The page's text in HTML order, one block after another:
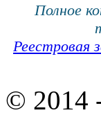
Полное
Реестровая
© 2014